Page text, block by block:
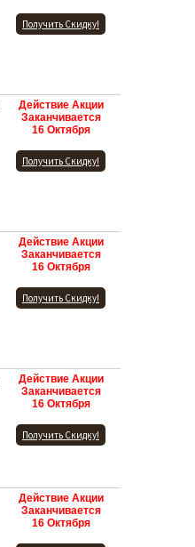
Получить Скидку!
Действие Акции
Заканчивается
16 Октября
Получить Скидку!
Действие Акции
Заканчивается
16 Октября
Получить Скидку!
Действие Акции
Заканчивается
16 Октября
Получить Скидку!
Действие Акции
Заканчивается
16 Октября